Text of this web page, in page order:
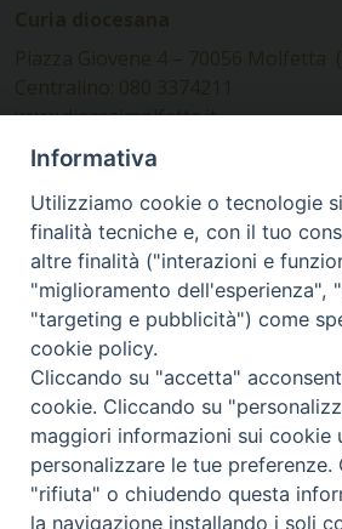
www.diocesimolfetta.it –
diocesimolfetta@pec.chiesacattolica.it
Ufficio Comunicazioni sociali
Piazza Giovene 4 – 70056 Molfetta
SEGUICI SU
Facebook
Instagram
X YouTube
Feed
Privacy Policy - trasparenza
Informativa
Utilizziamo cookie o tecnologie
finalità tecniche e, con il tuo
altre finalità ("interazioni e
"miglioramento dell'esperienza",
"targeting e pubblicità") come
cookie policy.
Cliccando su "accetta"
cookie. Cliccando su
maggiori informazioni sui cookie
personalizzare le tue preferenze.
"rifiuta" o chiudendo questa
la navigazione installando i soli